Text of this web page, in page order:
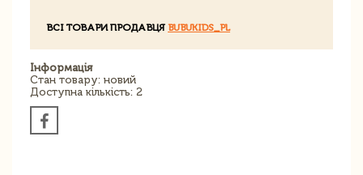
ВСІ ТОВАРИ ПРОДАВЦЯ BUBUKIDS_PL
Інформація
Стан товару: новий
Доступна кількість: 2